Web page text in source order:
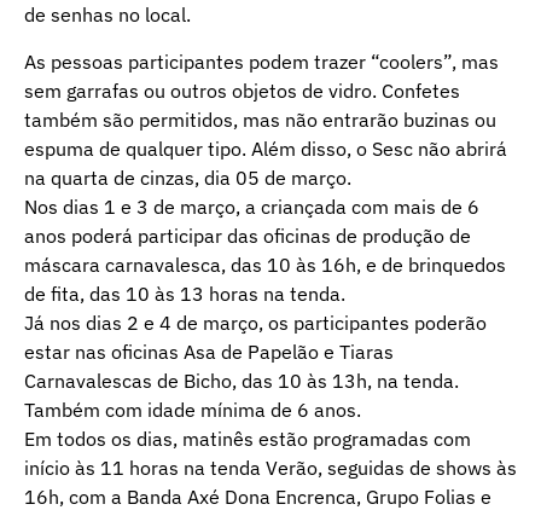
de senhas no local.
As pessoas participantes podem trazer “coolers”, mas
sem garrafas ou outros objetos de vidro. Confetes
também são permitidos, mas não entrarão buzinas ou
espuma de qualquer tipo. Além disso, o Sesc não abrirá
na quarta de cinzas, dia 05 de março.
Nos dias 1 e 3 de março, a criançada com mais de 6
anos poderá participar das oficinas de produção de
máscara carnavalesca, das 10 às 16h, e de brinquedos
de fita, das 10 às 13 horas na tenda.
Já nos dias 2 e 4 de março, os participantes poderão
estar nas oficinas Asa de Papelão e Tiaras
Carnavalescas de Bicho, das 10 às 13h, na tenda.
Também com idade mínima de 6 anos.
Em todos os dias, matinês estão programadas com
início às 11 horas na tenda Verão, seguidas de shows às
16h, com a Banda Axé Dona Encrenca, Grupo Folias e